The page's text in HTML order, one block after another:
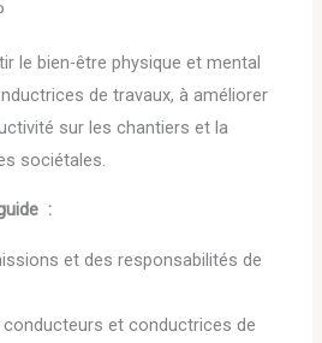
le bien-être physique et mental
de travaux, à améliorer
sur les chantiers et la
sociétales.
:
et des responsabilités de
conducteurs et conductrices de